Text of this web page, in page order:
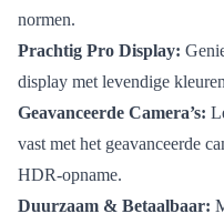
normen.
Prachtig Pro Display:
display met levendige
Geavanceerde Camera’s:
vast met het geavanceerde
HDR-opname.
Duurzaam & Betaalbaar: